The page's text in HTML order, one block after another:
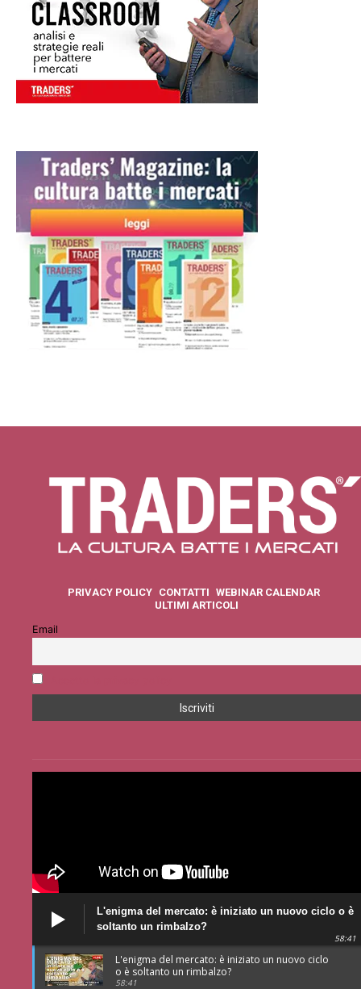
PRIVACY POLICY CONTATTI WEBINAR CALENDAR
ULTIMI ARTICOLI
Email
L'enigma del mercato: è iniziato un nuovo ciclo o è
soltanto un rimbalzo?
58:41
L'enigma del mercato: è iniziato un nuovo ciclo
o è soltanto un rimbalzo?
58:41